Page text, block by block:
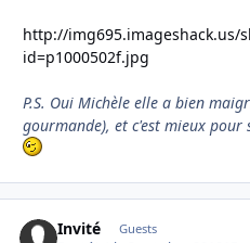
http://img695.imageshack.us/
id=p1000502f.jpg
P.S. Oui Michèle elle a bien
gourmande), et c'est mieux pour
Invité Guests